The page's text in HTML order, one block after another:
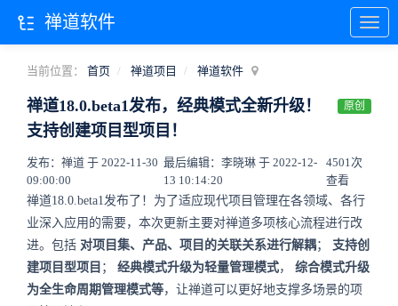
当前位置： 首页 禅道项目 禅道软件
禅道18.0.beta1发布，经典模式全新升级！
支持创建项目型项目！
原创
发布：禅道 于 2022-11-30
09:00:00
最后编辑：李晓琳 于 2022-12-
13 10:14:20
4501次
查看
禅道18.0.beta1发布了！为了适应现代项目管理在各领域、各行
业深入应用的需要，本次更新主要对禅道多项核心流程进行改
进。包括 对项目集、产品、项目的关联关系进行解耦； 支持创
建项目型项目 ； 经典模式升级为轻量管理模式， 综合模式升级
为全生命周期管理模式等，让禅道可以更好地支撑多场景的项
禅道软件